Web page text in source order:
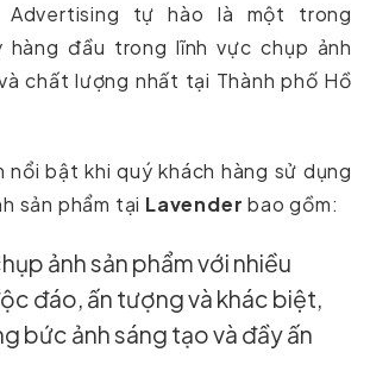
Advertising tự hào là một trong
đầu trong lĩnh vực chụp ảnh
chất lượng nhất tại Thành phố Hồ
nổi bật khi quý khách hàng sử dụng
sản phẩm tại Lavender bao gồm:
ảnh sản phẩm với nhiều
đáo, ấn tượng và khác biệt,
bức ảnh sáng tạo và đầy ấn